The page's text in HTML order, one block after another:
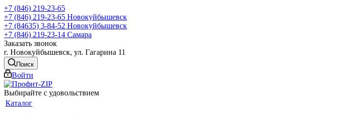
+7 (846) 219-23-65
+7 (846) 219-23-65 Новокуйбышевск
+7 (84635) 3-84-52 Новокуйбышевск
+7 (846) 219-23-14 Самара
Заказать звонок
г. Новокуйбышевск, ул. Гагарина 11
Поиск
Войти
Выбирайте с удовольствием
Каталог